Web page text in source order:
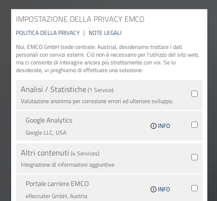
IMPOSTAZIONE DELLA PRIVACY EMCO
POLITICA DELLA PRIVACY | NOTE LEGALI
Noi, EMCO GmbH (sede centrale: Austria), desideriamo trattare i dati
personali con servizi esterni. Ciò non è necessario per l'utilizzo del sito web,
ma ci consente di interagire ancora più strettamente con voi. Se lo
desiderate, vi preghiamo di effettuare una selezione:
Analisi / Statistiche(1 Service)
Valutazione anonima per correzione errori ed ulteriore sviluppo.
Google Analytics
Google LLC, USA
INFO
Altri contenuti (4 Services)
Integrazione di informazioni aggiuntive
Portale carriere EMCO
eRecruiter GmbH, Austria
INFO